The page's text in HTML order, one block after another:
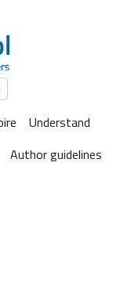
Understand
Author guidelines